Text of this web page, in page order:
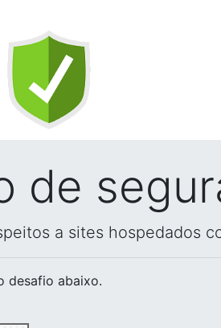
de
a sites hospedados
desafio abaixo.